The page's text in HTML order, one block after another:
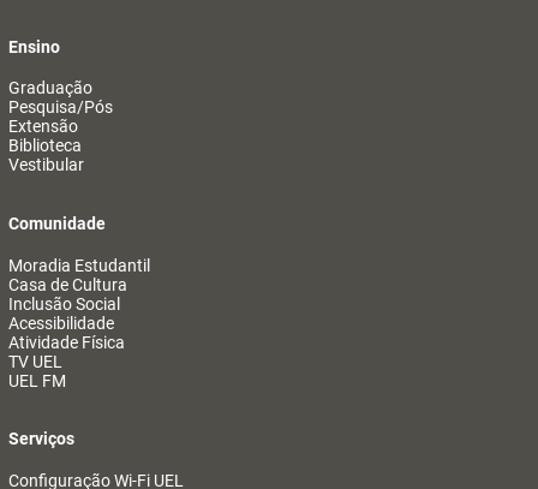
Ensino
Graduação
Pesquisa/Pós
Extensão
Biblioteca
Vestibular
Comunidade
Moradia Estudantil
Casa de Cultura
Inclusão Social
Acessibilidade
Atividade Física
TV UEL
UEL FM
Serviços
Configuração Wi-Fi UEL